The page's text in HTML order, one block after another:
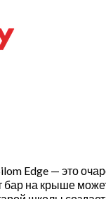
Edge — это
бар на крыше